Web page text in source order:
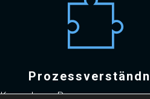
Komplexe